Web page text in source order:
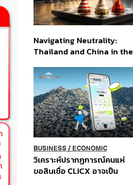
Navigating Neutrality:
Thailand and China in the
Order
BUSINESS/ ECONOMIC
วิเคราะห์ปรากฏการณ์คนแห่
ขอสินเชื่อ CLICX อาจเป็น